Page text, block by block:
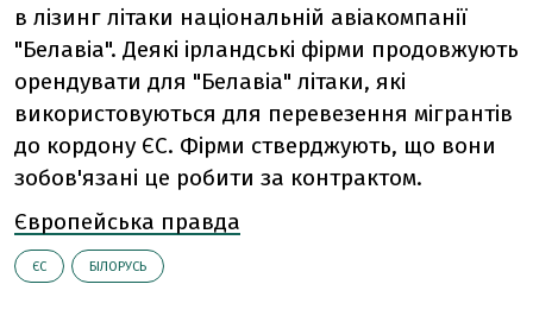
в лізинг літаки національній авіакомпанії
"Белавіа". Деякі ірландські фірми продовжують
орендувати для "Белавіа" літаки, які
використовуються для перевезення мігрантів
до кордону ЄС. Фірми стверджують, що вони
зобов'язані це робити за контрактом.
Європейська правда
ЄС БІЛОРУСЬ